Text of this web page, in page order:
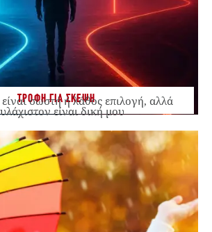
ΤΡΟΦΗ ΓΙΑ ΣΚΕΨΗ
σωστή ή λάθος επιλογή, αλλά
είναι δική μου